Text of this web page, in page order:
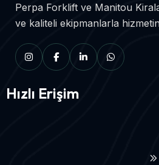
Perpa Forklift ve Manitou
ve kaliteli ekipmanlarla
Hızlı Erişim